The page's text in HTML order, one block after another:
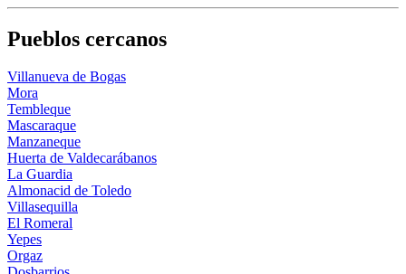
Pueblos cercanos
Villanueva de Bogas
Mora
Tembleque
Mascaraque
Manzaneque
Huerta de Valdecarábanos
La Guardia
Almonacid de Toledo
Villasequilla
El Romeral
Yepes
Orgaz